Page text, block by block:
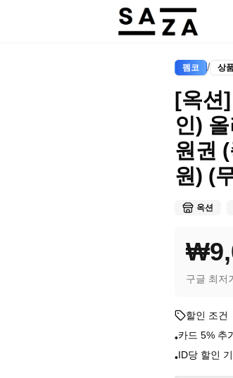
펨코 / 상
[옥션
인)
원권
원) (
옥션
구글 최저
할인 조건
•카드 5% 추
•ID당 할인